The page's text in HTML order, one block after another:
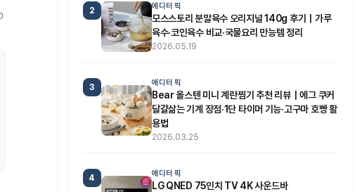
2 에디터 픽
모스스토리 분말육수 오리지널 140g 후기｜가루
육수·코인육수 비교·국물요리 만능템 정리
2026.05.19
3 에디터 픽
Bear 올스텐 미니 계란찜기 추천 리뷰｜에그 쿠커
달걀삶는 기계 장점·1단 타이머 기능·고구마 호빵 활
용법
2026.03.25
4 에디터 픽
LG QNED 75인치 TV 4K 사운드바